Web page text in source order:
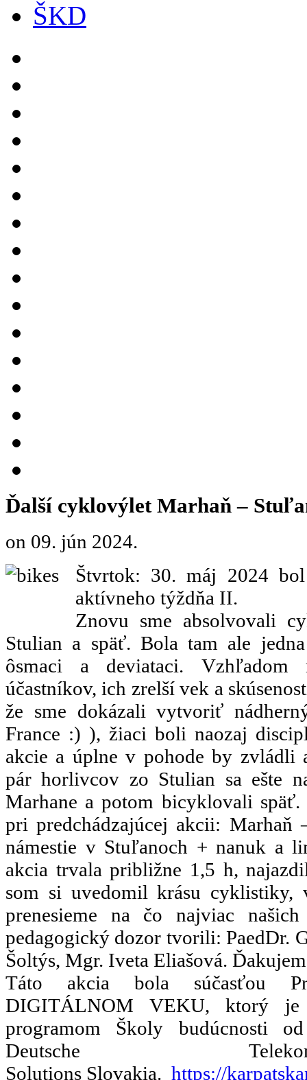
ŠKD
Ďalší cyklovýlet Marhaň –
on 09. jún 2024.
Štvrtok: 30. máj 2024
aktívneho týždňa II.
Znovu sme absolvovali
Stulian a späť. Bola tam ale
ôsmaci a deviataci. Vzhľadom
účastníkov, ich zrelší vek a
že sme dokázali vytvoriť
France :) ), žiaci boli naozaj
akcie a úplne v pohode by zvládli
pár horlivcov zo Stulian sa ešte
Marhane a potom bicyklovali späť.
pri predchádzajúcej akcii:
námestie v Stuľanoch + nanuk a
akcia trvala približne 1,5 h,
som si uvedomil krásu cyklistiky,
prenesieme na čo najviac
pedagogický dozor tvorili: PaedDr.
Šoltýs, Mgr. Iveta Eliašová.
Táto akcia bola súčasťou
DIGITÁLNOM VEKU, ktorý je
programom Školy budúcnosti
Deutsche
Solutions Slovakia. https://